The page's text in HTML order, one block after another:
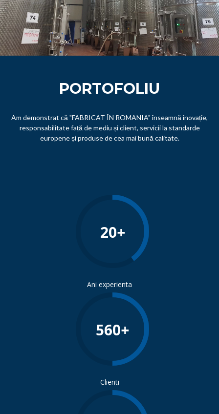
PORTOFOLIU
Am demonstrat că "FABRICAT ÎN ROMANIA" înseamnă inovație,
responsabilitate față de mediu și client, servicii la standarde
europene și produse de cea mai bună calitate.
20+
Ani experienta
560+
Clienti